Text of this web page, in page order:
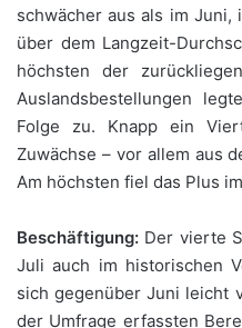
schwächer aus als im Juni,
über dem Langzeit-
höchsten der
Auslandsbestellungen
Folge zu. Knapp ein
Zuwächse – vor allem aus
Am höchsten fiel das Plus
Beschäftigung: Der vierte
Juli auch im historischen
sich gegenüber Juni leicht
der Umfrage erfassten